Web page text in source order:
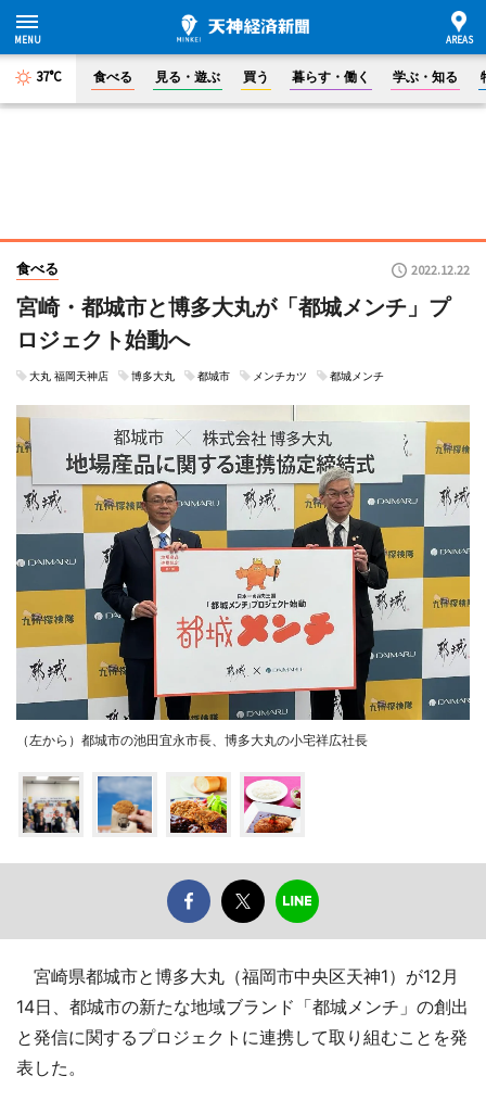
37°C 食べる 見る・遊ぶ 買う 暮らす・働く 学ぶ・知る
食べる 2022.12.22
宮崎・都城市と博多大丸が「都城メンチ」プ
ロジェクト始動へ
大丸 福岡天神店 博多大丸 都城市 メンチカツ 都城メンチ
（左から）都城市の池田宜永市長、博多大丸の小宅祥広社長
宮崎県都城市と博多大丸（福岡市中央区天神1）が12月
14日、都城市の新たな地域ブランド「都城メンチ」の創出
と発信に関するプロジェクトに連携して取り組むことを発
表した。